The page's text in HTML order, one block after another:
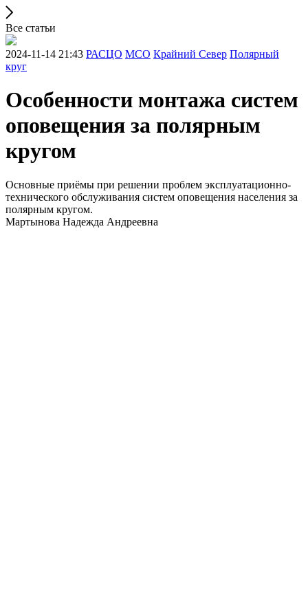
Все статьи
2024-11-14 21:43 РАСЦО МСО Крайний Север Полярный
круг
Особенности монтажа систем
оповещения за полярным
кругом
Основные приёмы при решении проблем эксплуатационно-
технического обслуживания систем оповещения населения за
полярным кругом.
Мартынова Надежда Андреевна